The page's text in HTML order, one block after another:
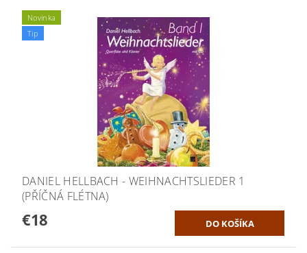
Novinka
Tip
DANIEL HELLBACH - WEIHNACHTSLIEDER 1
(PŘÍČNÁ FLÉTNA)
€18